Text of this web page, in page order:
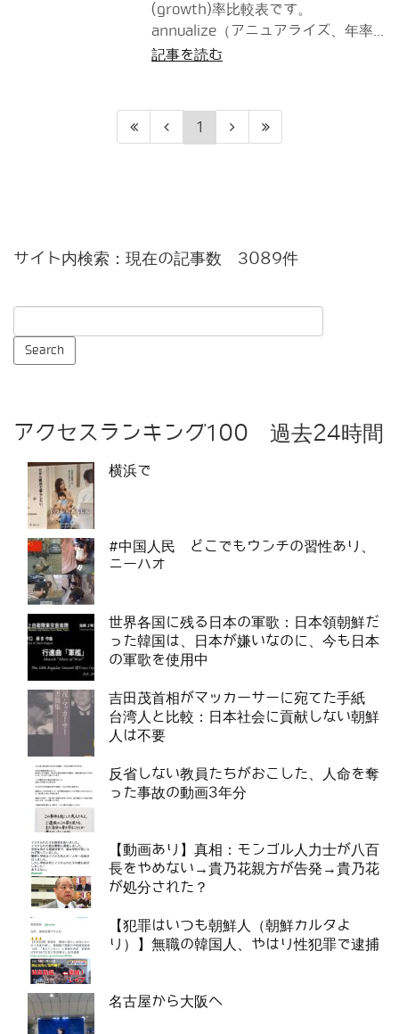
(growth)率比較表です。
annualize（アニュアライズ、年率...
記事を読む
1
サイト内検索：現在の記事数 3089件
アクセスランキング100 過去24時間
横浜で
#中国人民 どこでもウンチの習性あり、
ニーハオ
世界各国に残る日本の軍歌：日本領朝鮮だ
った韓国は、日本が嫌いなのに、今も日本
の軍歌を使用中
吉田茂首相がマッカーサーに宛てた手紙
台湾人と比較：日本社会に貢献しない朝鮮
人は不要
反省しない教員たちがおこした、人命を奪
った事故の動画3年分
【動画あり】真相：モンゴル人力士が八百
長をやめない→貴乃花親方が告発→貴乃花
が処分された？
【犯罪はいつも朝鮮人（朝鮮カルタよ
り）】無職の韓国人、やはり性犯罪で逮捕
名古屋から大阪へ